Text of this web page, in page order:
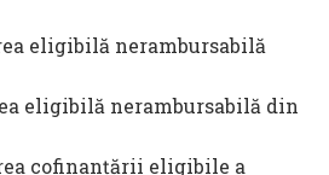
eligibilă nerambursabilă
eligibilă nerambursabilă din
cofinanțării eligibile a